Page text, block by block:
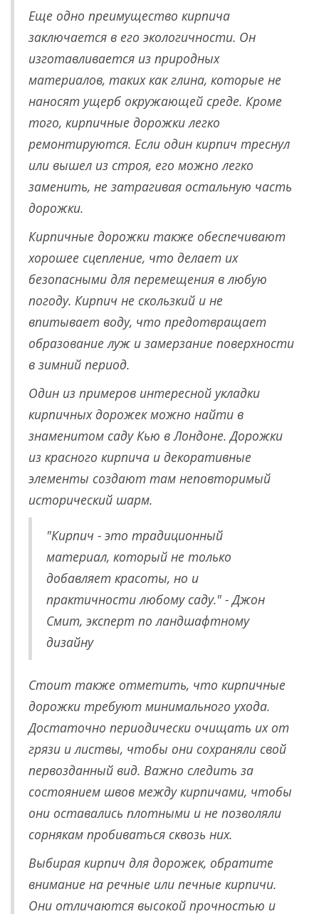
Еще одно преимущество кирпича
заключается в его экологичности. Он
изготавливается из природных
материалов, таких как глина, которые не
наносят ущерб окружающей среде. Кроме
того, кирпичные дорожки легко
ремонтируются. Если один кирпич треснул
или вышел из строя, его можно легко
заменить, не затрагивая остальную часть
дорожки.
Кирпичные дорожки также обеспечивают
хорошее сцепление, что делает их
безопасными для перемещения в любую
погоду. Кирпич не скользкий и не
впитывает воду, что предотвращает
образование луж и замерзание поверхности
в зимний период.
Один из примеров интересной укладки
кирпичных дорожек можно найти в
знаменитом саду Кью в Лондоне. Дорожки
из красного кирпича и декоративные
элементы создают там неповторимый
исторический шарм.
"Кирпич - это традиционный
материал, который не только
добавляет красоты, но и
практичности любому саду." - Джон
Смит, эксперт по ландшафтному
дизайну
Стоит также отметить, что кирпичные
дорожки требуют минимального ухода.
Достаточно периодически очищать их от
грязи и листвы, чтобы они сохраняли свой
первозданный вид. Важно следить за
состоянием швов между кирпичами, чтобы
они оставались плотными и не позволяли
сорнякам пробиваться сквозь них.
Выбирая кирпич для дорожек, обратите
внимание на речные или печные кирпичи.
Они отличаются высокой прочностью и